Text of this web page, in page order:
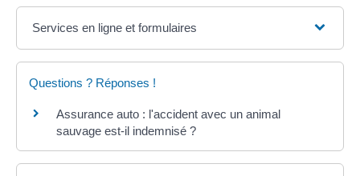
Services en ligne et formulaires
Questions ? Réponses !
Assurance auto : l'accident avec un animal
sauvage est-il indemnisé ?